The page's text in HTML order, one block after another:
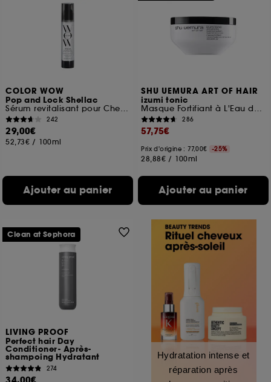
COLOR WOW
Pop and Lock Shellac
Sérum revitalisant pour Cheveux
242
29,00€
52,73€ / 100ml
Ajouter au panier
SHU UEMURA ART OF HAIR
izumi tonic
Masque Fortifiant à L'Eau de Riz pour Cheveux Fragiles
286
57,75€
Prix d'origine : 77,00€ -25%
28,88€ / 100ml
Ajouter au panier
LIVING PROOF
Perfect hair Day
Conditioner- Après-
shampoing Hydratant
274
Clean at Sephora
Hydratation intense et
réparation après